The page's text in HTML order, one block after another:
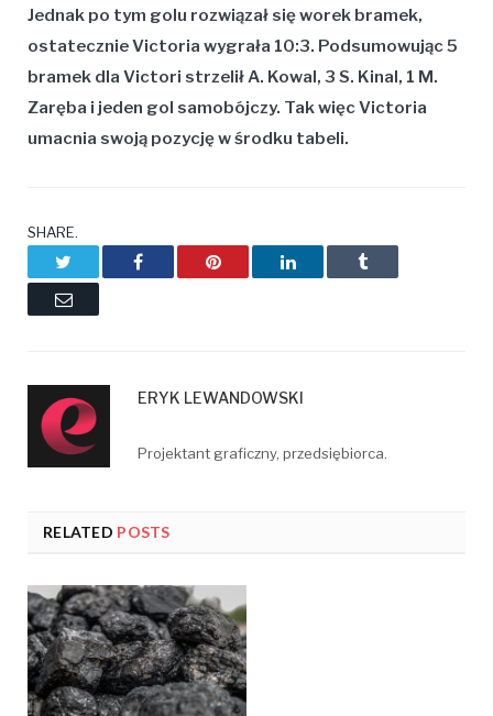
Jednak po tym golu rozwiązał się worek bramek,
ostatecznie Victoria wygrała 10:3. Podsumowując 5
bramek dla Victori strzelił A. Kowal, 3 S. Kinal, 1 M.
Zaręba i jeden gol samobójczy. Tak więc Victoria
umacnia swoją pozycję w środku tabeli.
SHARE.
TwitterFacebookPinterestLinkedInTumblr
Email
ERYK LEWANDOWSKI
Projektant graficzny, przedsiębiorca.
RELATED POSTS